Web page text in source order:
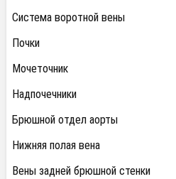
Система воротной вены
Почки
Мочеточник
Надпочечники
Брюшной отдел аорты
Нижняя полая вена
Вены задней брюшной стенки